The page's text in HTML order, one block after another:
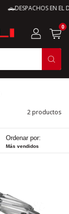
🛻DESPACHOS EN EL
0
2 productos
Ordenar por:
Más vendidos